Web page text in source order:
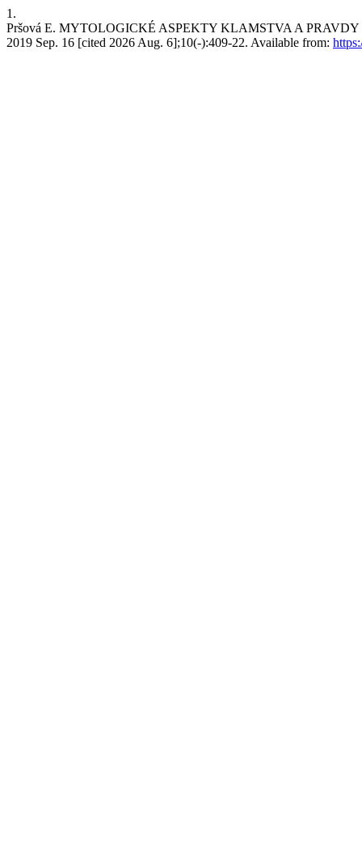
1.
Pršová E. MYTOLOGICKÉ ASPEKTY KLAMSTVA A
2019 Sep. 16 [cited 2026 Aug. 6];10(-):409-22. Available from: